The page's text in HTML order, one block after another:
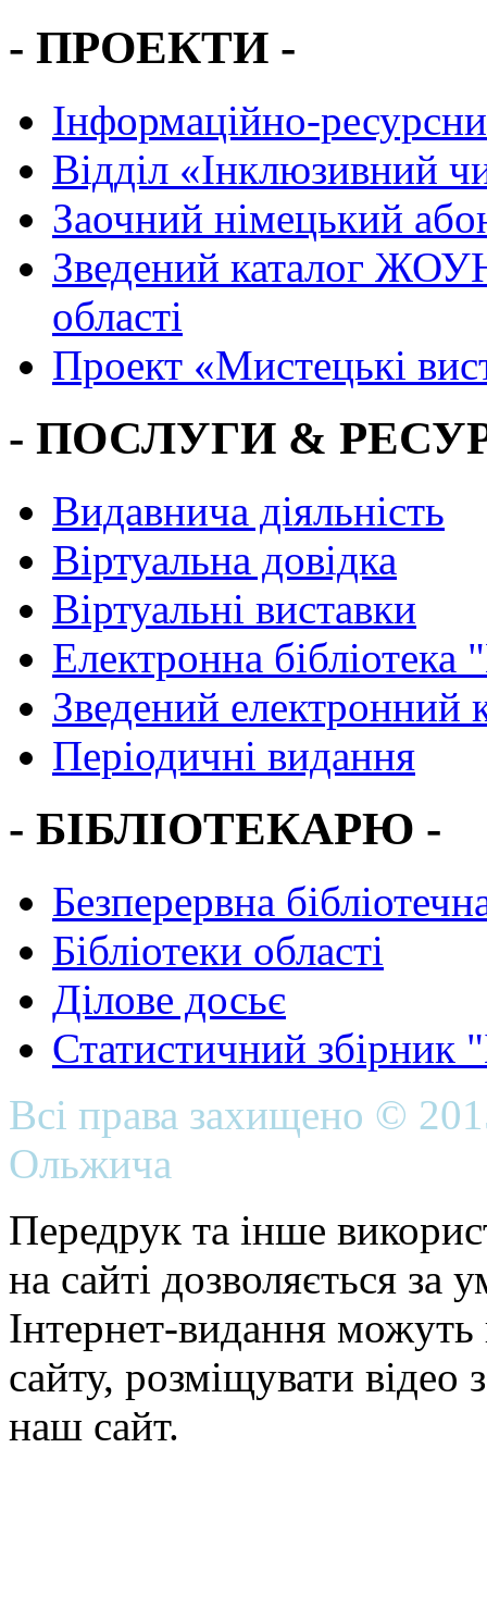
- ПРОЕКТИ -
Інформаційно-
Вiддiл «Інклюзивний
Заочний німецький
Зведений каталог
області
Проект «Мистецькі
- ПОСЛУГИ &
Видавнича діяльність
Віртуальна довідка
Віртуальні виставки
Електронна
Зведений електронний
Періодичні видання
- БІБЛІОТЕКАРЮ -
Безперервна
Бібліотеки області
Ділове досьє
Статистичний
Всі права захищено ©
Ольжича
Передрук та інше
на сайті дозволяється
Інтернет-видання можуть
сайту, розміщувати відео
наш сайт.